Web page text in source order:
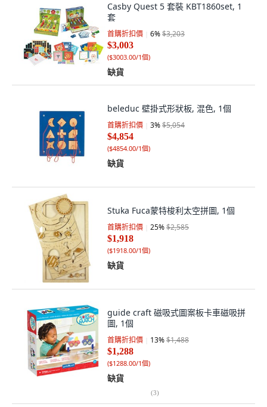
Casby Quest 5 套裝 KBT1860set, 1
套
首購折扣價 6%$3,203
$3,003
($3003.00/1個)
缺貨
beleduc 壁掛式形狀板, 混色, 1個
首購折扣價 3%$5,054
$4,854
($4854.00/1個)
缺貨
Stuka Fuca蒙特梭利太空拼圖, 1個
首購折扣價 25%$2,585
$1,918
($1918.00/1個)
缺貨
guide craft 磁吸式圖案板卡車磁吸拼
圖, 1個
首購折扣價 13%$1,488
$1,288
($1288.00/1個)
缺貨
(3)